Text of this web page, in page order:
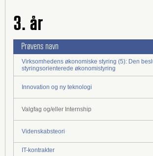
3. år
Prøvens navn
Virksomhedens økonomiske styring (5): Den
styringsorienterede økonomistyring
Innovation og ny teknologi
Valgfag og/eller Internship
Videnskabsteori
IT-kontrakter